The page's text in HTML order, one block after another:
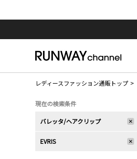
レディースファッション通販トップ
現在の検索条件
バレッタ/ヘアクリップ
EVRIS